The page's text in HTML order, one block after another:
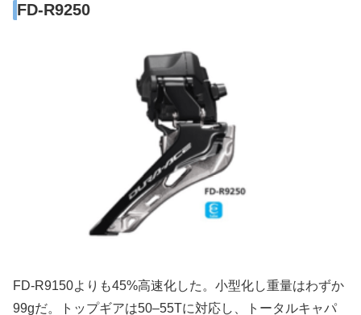
FD-R9250
FD-R9150よりも45%高速化した。小型化し重量はわずか
99gだ。トップギアは50–55Tに対応し、トータルキャパ